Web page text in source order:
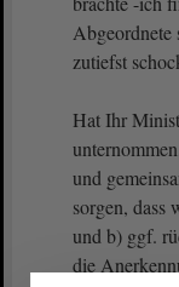
zutiefst
Hat Ihr
und
sorgen, dass
und b) ggf.
die